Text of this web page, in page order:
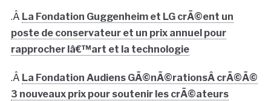
.Â La Fondation Guggenheim et LG crÃ©ent un
poste de conservateur et un prix annuel pour
rapprocher lâ€™art et la technologie
.Â La Fondation Audiens GÃ©nÃ©rationsÂ crÃ©Ã©
3 nouveaux prix pour soutenir les crÃ©ateurs